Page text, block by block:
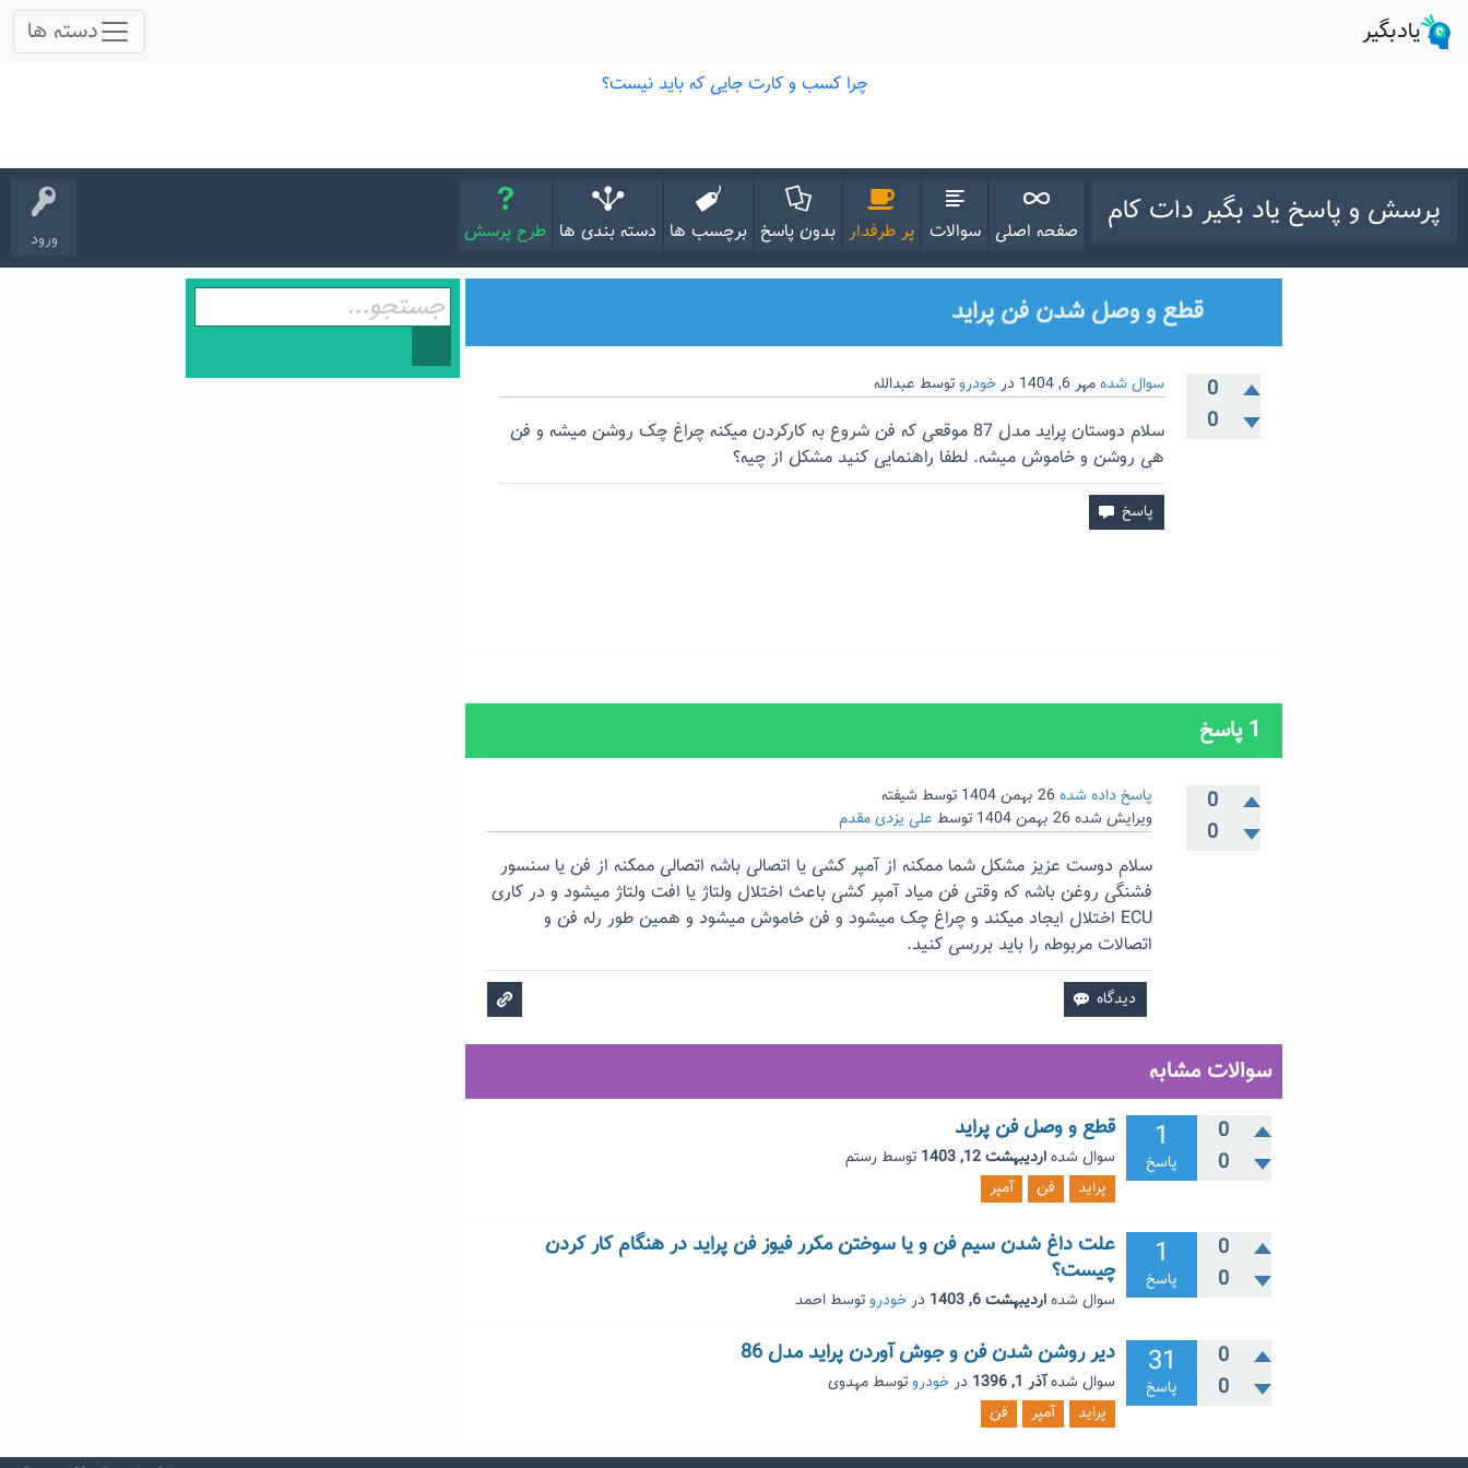
ورود
پرسش و پاسخ یاد بگیر دات کام
صفحه اصلی سوالات پر طرفدار بدون پاسخ برچسب ها دسته بندی ها طرح پرسش
قطع و وصل شدن فن پراید
0
0
سوال شدهمهر 6, 1404 درخودروتوسط عبدالله
سلام دوستان پراید مدل 87 موقعی که فن شروع به کارکردن میکنه چراغ چک روشن میشه و فن
هی روشن و خاموش میشه. لطفا راهنمایی کنید مشکل از چیه؟
1پاسخ
0
0
پاسخ داده شده26 بهمن 1404 توسط شیفته
ویرایش شده26 بهمن 1404 توسط علی یزدی مقدم
سلام دوست عزیز مشکل شما ممکنه از آمپر کشی یا اتصالی باشه اتصالی ممکنه از فن یا سنسور
فشنگی روغن باشه که وقتی فن میاد آمپر کشی باعث اختلال ولتاژ یا افت ولتاژ میشود و در کاری
ECU اختلال ایجاد میکند و چراغ چک میشود و فن خاموش میشود و همین طور رله فن و
اتصالات مربوطه را باید بررسی کنید.
سوالات مشابه
0
0
1
پاسخ
قطع و وصل فن پراید
سوال شدهاردیبهشت 12, 1403 توسط رستم
پراید
فن آمپر
0
0
1
پاسخ
علت داغ شدن سیم فن و یا سوختن مکرر فیوز فن پراید در هنگام کار کردن
چیست؟
سوال شدهاردیبهشت 6, 1403 درخودروتوسط احمد
0
0
31
پاسخ
دیر روشن شدن فن و جوش آوردن پراید مدل 86
سوال شدهآذر 1, 1396 درخودروتوسط مهدوی
پراید
آمپر فن